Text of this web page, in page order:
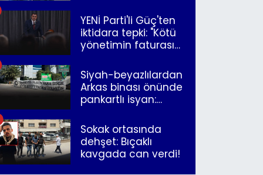
YENİ Parti'li Güç'ten
iktidara tepki: "Kötü
yönetimin faturasını
Siyah-beyazlılardan
Arkas binası önünde
pankartlı isyan:
İzmir"
Sokak ortasında
dehşet: Bıçaklı
kavgada can verdi!